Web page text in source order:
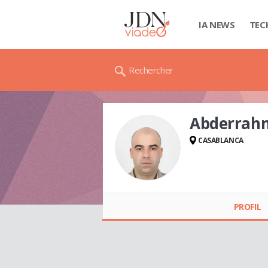
IA NEWS
Rechercher
ALAMI LAAROUSSI
CASABLANCA
PROFIL